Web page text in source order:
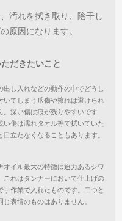
汚れを拭き取り、陰干し
原因になります。
だきたいこと
出し入れなどの動作の中でどうし
いてしまう爪傷や擦れは避けられ
。深い傷は痕が残りやすいです
い傷は濡れタオル等で拭いていた
目立たなくなることもあります。
オイル最大の特徴は迫力あるシワ
これはタンナーにおいて仕上げの
手作業で入れたものです。二つと
じ表情のものはありません。